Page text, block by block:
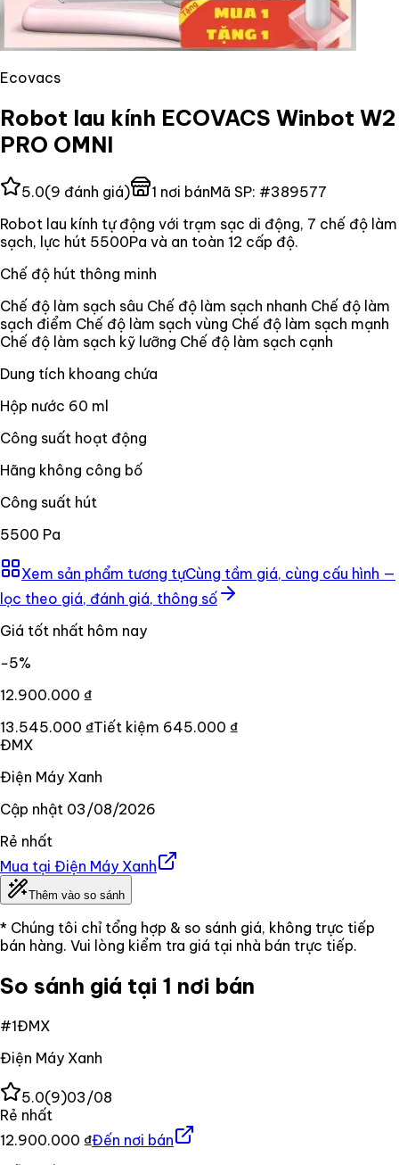
Ecovacs
Robot lau kính ECOVACS Winbot W2
PRO OMNI
5.0(9 đánh giá) 1 nơi bánMã SP: #389577
Robot lau kính tự động với trạm sạc di động, 7 chế độ làm
sạch, lực hút 5500Pa và an toàn 12 cấp độ.
Chế độ hút thông minh
Chế độ làm sạch sâu Chế độ làm sạch nhanh Chế độ làm
sạch điểm Chế độ làm sạch vùng Chế độ làm sạch mạnh
Chế độ làm sạch kỹ lưỡng Chế độ làm sạch cạnh
Dung tích khoang chứa
Hộp nước 60 ml
Công suất hoạt động
Hãng không công bố
Công suất hút
5500 Pa
Xem sản phẩm tương tựCùng tầm giá, cùng cấu hình —
lọc theo giá, đánh giá, thông số
Giá tốt nhất hôm nay
−5%
12.900.000 ₫
13.545.000 ₫Tiết kiệm 645.000 ₫
ĐMX
Điện Máy Xanh
Cập nhật 03/08/2026
Rẻ nhất
Mua tại Điện Máy Xanh
Thêm vào so sánh
* Chúng tôi chỉ tổng hợp & so sánh giá, không trực tiếp
bán hàng. Vui lòng kiểm tra giá tại nhà bán trực tiếp.
So sánh giá tại 1 nơi bán
#1ĐMX
Điện Máy Xanh
5.0(9)03/08
Rẻ nhất
12.900.000 ₫Đến nơi bán